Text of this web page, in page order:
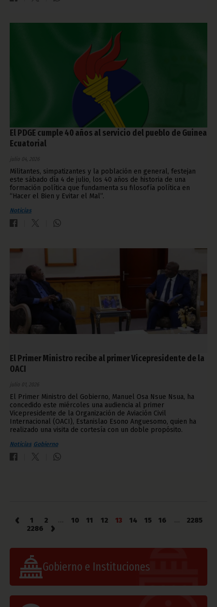
El PDGE cumple 40 años al servicio del pueblo de Guinea
Ecuatorial
julio 04, 2026
Militantes, simpatizantes y la población en general, festejan
este sábado día 4 de julio, los 40 años de historia de una
formación política que fundamenta su filosofía política en
“Hacer el Bien y Evitar el Mal”.
Noticias
El Primer Ministro recibe al primer Vicepresidente de la
OACI
julio 01, 2026
El Primer Ministro del Gobierno, Manuel Osa Nsue Nsua, ha
concedido este miércoles una audiencia al primer
Vicepresidente de la Organización de Aviación Civil
Internacional (OACI), Estanislao Esono Anguesomo, quien ha
realizado una visita de cortesía con un doble propósito.
Noticias Gobierno
‹ 1 2 10 11 12 13 14 15 16
2285
2286
›
Gobierno e Instituciones